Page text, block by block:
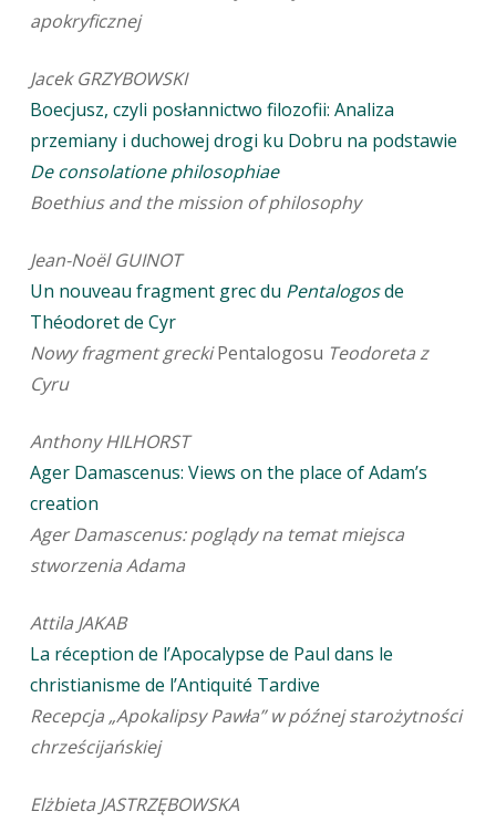
apokryficznej
Jacek GRZYBOWSKI
Boecjusz, czyli posłannictwo filozofii: Analiza
przemiany i duchowej drogi ku Dobru na podstawie
De consolatione philosophiae
Boethius and the mission of philosophy
Jean-Noël GUINOT
Un nouveau fragment grec du Pentalogosde
Théodoret de Cyr
Nowy fragment greckiPentalogosu Teodoreta z
Cyru
Anthony HILHORST
Ager Damascenus: Views on the place of Adam’s
creation
Ager Damascenus: poglądy na temat miejsca
stworzenia Adama
Attila JAKAB
La réception de l’Apocalypse de Paul dans le
christianisme de l’Antiquité Tardive
Recepcja „Apokalipsy Pawła” w późnej starożytności
chrześcijańskiej
Elżbieta JASTRZĘBOWSKA